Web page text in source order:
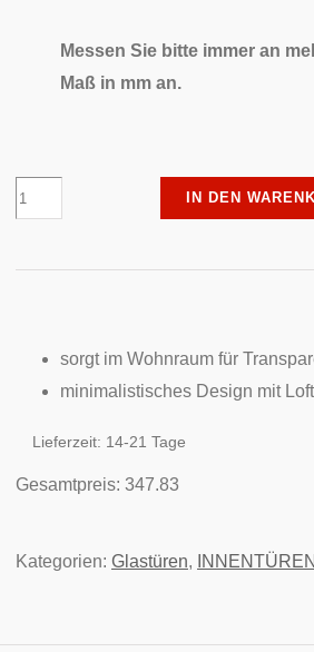
Messen Sie bitte immer an
Maß in mm an.
Erkelenz
-
klar
Menge
IN DEN
sorgt im Wohnraum für
minimalistisches Design mit
Lieferzeit: 14-21 Tage
Gesamtpreis: 347.83
Kategorien: Glastüren, INNENTÜREN